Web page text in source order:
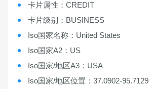
卡片属性：CREDIT
卡片级别：BUSINESS
Iso国家名称：United States
Iso国家A2：US
Iso国家/地区A3：USA
Iso国家/地区位置：37.0902-95.7129